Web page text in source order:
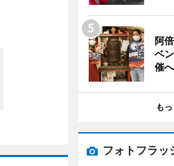
阿
ベ
催
も
フォトフラッ